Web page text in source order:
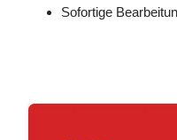
Sofortige